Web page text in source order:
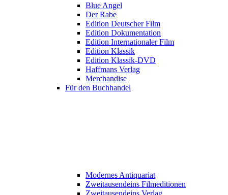
Blue Angel
Der Rabe
Edition Deutscher Film
Edition Dokumentation
Edition Internationaler Film
Edition Klassik
Edition Klassik-DVD
Haffmans Verlag
Merchandise
Für den Buchhandel
Modernes Antiquariat
Zweitausendeins Filmeditionen
Zweitausendeins Verlag